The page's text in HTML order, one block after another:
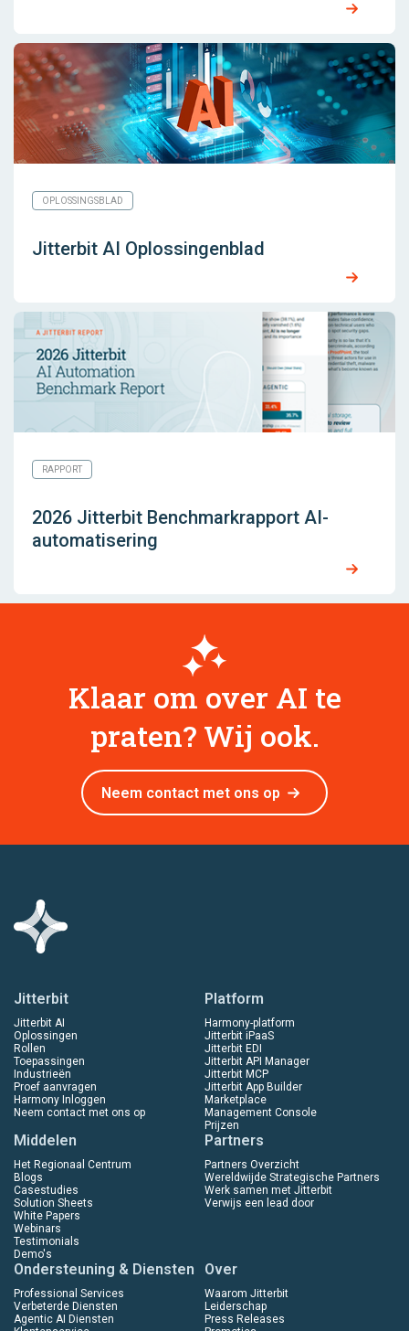
OPLOSSINGSBLAD
Jitterbit AI Oplossingenblad
RAPPORT
2026 Jitterbit Benchmarkrapport AI-
automatisering
Klaar om over AI te
praten? Wij ook.
Neem contact met ons op
Jitterbit
Jitterbit AI
Oplossingen
Rollen
Toepassingen
Industrieën
Proef aanvragen
Harmony Inloggen
Neem contact met ons op
Platform
Harmony-platform
Jitterbit iPaaS
Jitterbit EDI
Jitterbit API Manager
Jitterbit MCP
Jitterbit App Builder
Marketplace
Management Console
Prijzen
Middelen
Het Regionaal Centrum
Blogs
Casestudies
Solution Sheets
White Papers
Webinars
Testimonials
Demo's
Partners
Partners Overzicht
Wereldwijde Strategische Partners
Werk samen met Jitterbit
Verwijs een lead door
Ondersteuning & Diensten
Professional Services
Verbeterde Diensten
Agentic AI Diensten
Over
Waarom Jitterbit
Leiderschap
Press Releases